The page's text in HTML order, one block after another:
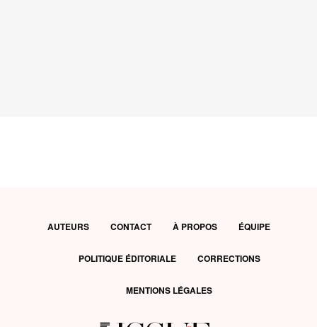
AUTEURS CONTACT À PROPOS ÉQUIPE
POLITIQUE ÉDITORIALE CORRECTIONS
MENTIONS LÉGALES